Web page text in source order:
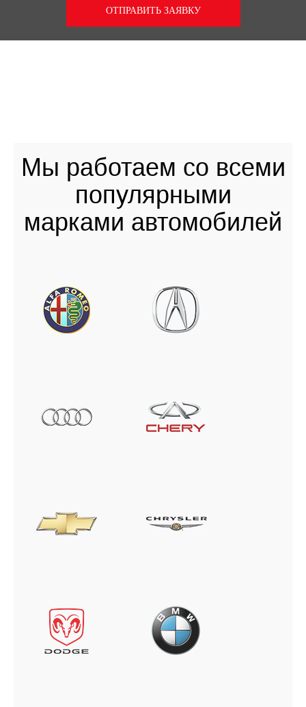
ОТПРАВИТЬ ЗАЯВКУ
Мы работаем со всеми
популярными
марками автомобилей